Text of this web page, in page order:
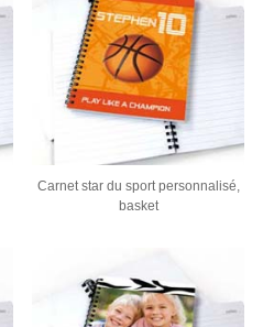
Carnet star du sport personnalisé,
basket